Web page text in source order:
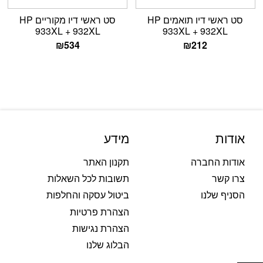
סט ראשי דיו תואמים HP
933XL + 932XL
₪212
סט ראשי דיו מקוריים HP
933XL + 932XL
₪534
אודות
אודות החברה
צרו קשר
הסניף שלנו
מידע
תקנון האתר
תשובות לכל השאלות
ביטול עסקה והחלפות
הצהרת פרטיות
הצהרת נגישות
הבלוג שלנו